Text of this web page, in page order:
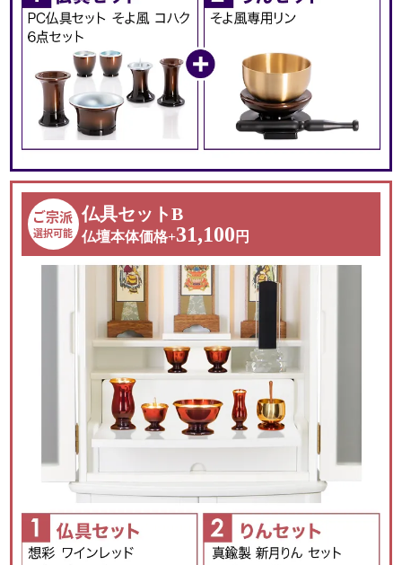
収納スペースも
ミストガラスの扉を開けると美しい純白の須弥壇。
前後にスライドする仏具板は
ゆったりと仏具をお祀りすることが可能です。
引き出し収納や下台収納など
便利な収納スペースをあります。
スライド式仏具板
設置可能領域
幅38.5×奥行28.0cm
引き出し収納
収納可能領域
幅35.5×奥行25.0×深さ
4.5cm
ご宗派
選択可能
仏具セットB
仏壇本体価格+31,100 円